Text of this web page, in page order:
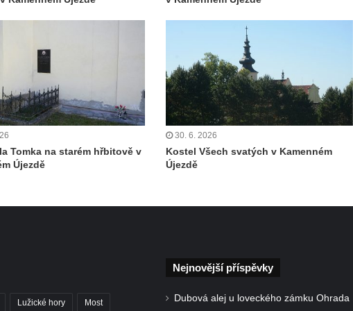
Tomka na starém hřbitově v
Újezdě
30. 6. 2026
Kostel Všech svatých v Kamenném
Újezdě
Lužické hory Most
Nejnovější příspěvky
Dubová alej u loveckého zámku Ohrada